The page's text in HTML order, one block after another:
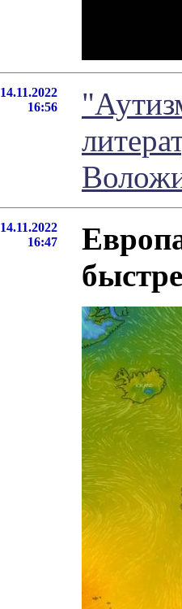
14.11.2022
16:56
14.11.2022
16:47